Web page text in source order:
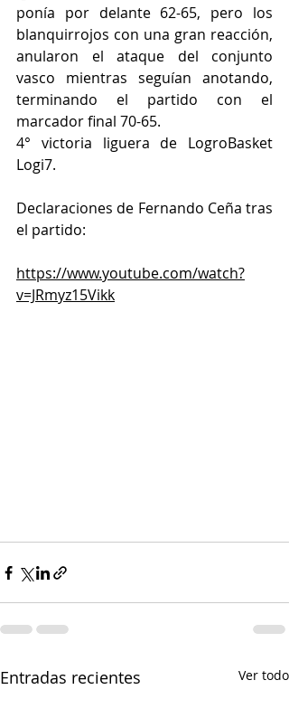
ponía por delante 62-65, pero los
blanquirrojos con una gran reacción,
anularon el ataque del conjunto
vasco mientras seguían anotando,
terminando el partido con el
marcador final 70-65.
4° victoria liguera de LogroBasket
Logi7.
Declaraciones de Fernando Ceña tras
el partido:
https://www.youtube.com/watch?
v=JRmyz15Vikk
Entradas recientes Ver todo